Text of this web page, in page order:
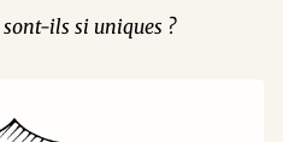
ils si uniques ?